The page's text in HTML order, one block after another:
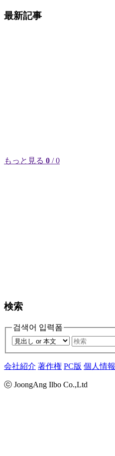
最新記事
もっと見る 0 / 0
検索
검색어 입력폼
会社紹介 著作権 PC版 個人情報
ⓒ JoongAng Ilbo Co.,Ltd